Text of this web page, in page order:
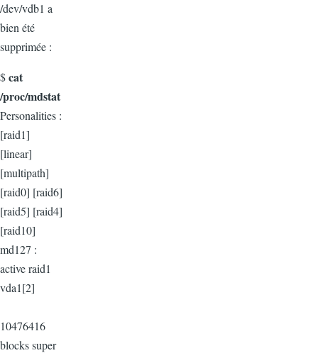
/dev/vdb1 a
bien été
supprimée :
$cat
/proc/mdstat
Personalities :
[raid1]
[linear]
[multipath]
[raid0] [raid6]
[raid5] [raid4]
[raid10]
md127 :
active raid1
vda1[2]
10476416
blocks super